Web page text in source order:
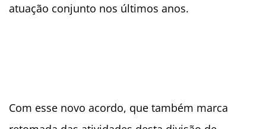
atuação conjunto nos últimos anos.
Com esse novo acordo, que também marca